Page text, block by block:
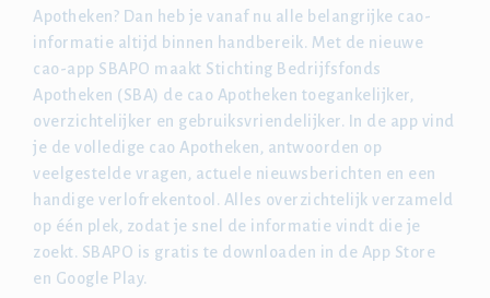
Apotheken? Dan heb je vanaf nu alle belangrijke cao-
informatie altijd binnen handbereik. Met de nieuwe
cao-app SBAPO maakt Stichting Bedrijfsfonds
Apotheken (SBA) de cao Apotheken toegankelijker,
overzichtelijker en gebruiksvriendelijker. In de app vind
je de volledige cao Apotheken, antwoorden op
veelgestelde vragen, actuele nieuwsberichten en een
handige verlofrekentool. Alles overzichtelijk verzameld
op één plek, zodat je snel de informatie vindt die je
zoekt. SBAPO is gratis te downloaden in de App Store
en Google Play.